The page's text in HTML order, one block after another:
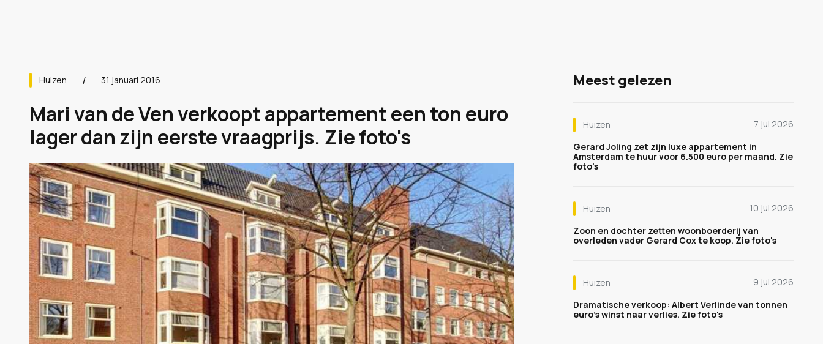
Huizen 31 januari 2016
Mari van de Ven verkoopt appartement een ton euro
lager dan zijn eerste vraagprijs. Zie foto's
Meest gelezen
Huizen
7 jul 2026
Gerard Joling zet zijn luxe appartement in
Amsterdam te huur voor 6.500 euro per maand. Zie
foto's
Huizen
10 jul 2026
Zoon en dochter zetten woonboerderij van
overleden vader Gerard Cox te koop. Zie foto's
Huizen
9 jul 2026
Dramatische verkoop: Albert Verlinde van tonnen
euro's winst naar verlies. Zie foto's